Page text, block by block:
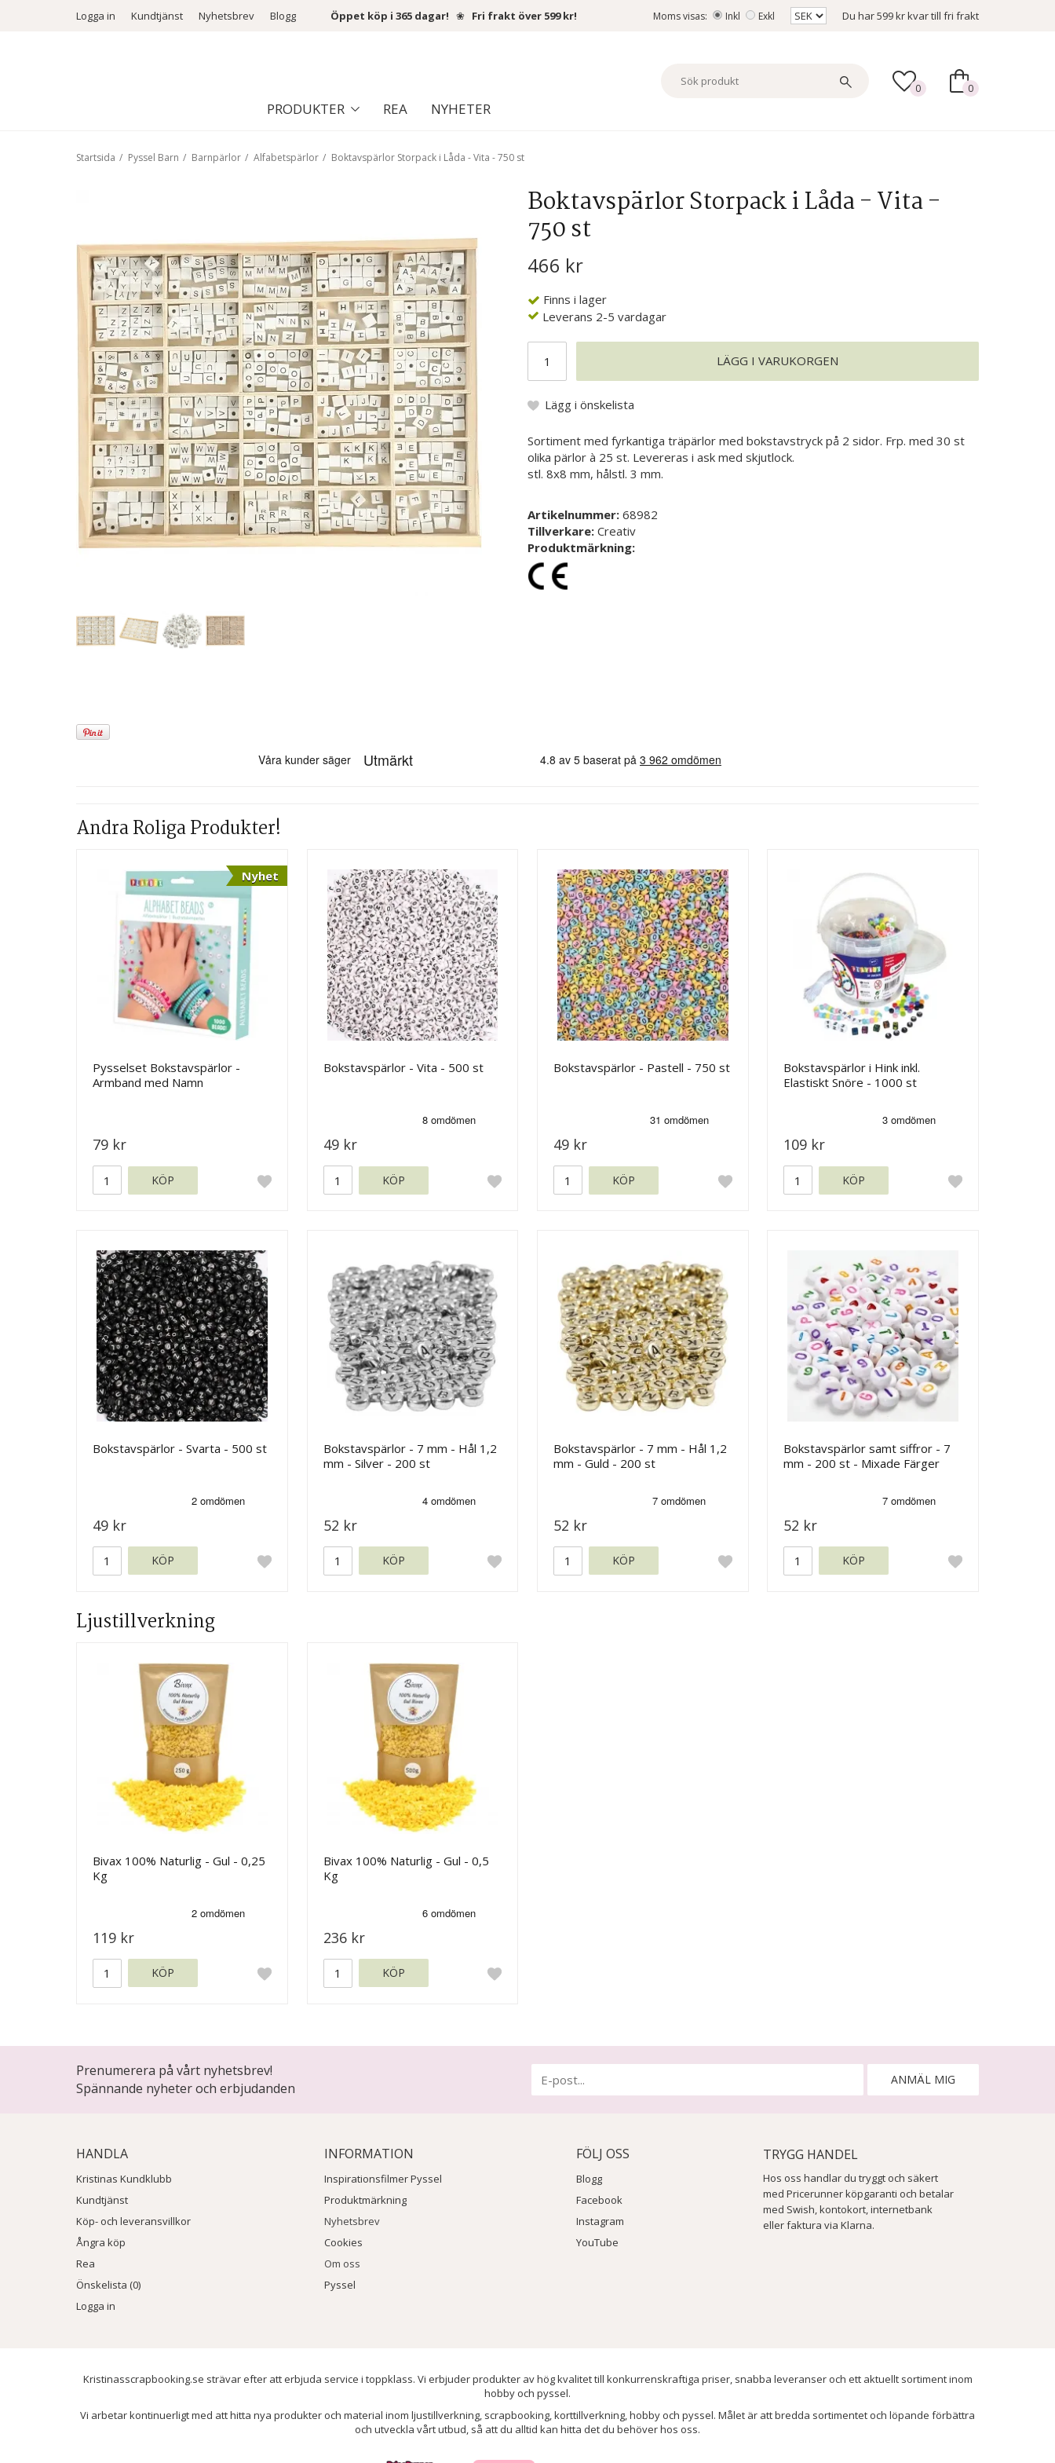
Logga in Kundtjänst Nyhetsbrev Blogg Öppet köp i 365 dagar! ❀ Fri frakt över 599 kr! Moms visas: Inkl Exkl Du har599 krkvar till fri frakt
PRODUKTER REA NYHETER
0 0
Startsida / Pyssel Barn / Barnpärlor / Alfabetspärlor / Boktavspärlor Storpack i Låda - Vita - 750 st
Boktavspärlor Storpack i Låda - Vita -
750 st
466 kr
Finns i lager
Leverans 2-5 vardagar
LÄGG I VARUKORGEN
Lägg i önskelista
Sortiment med fyrkantiga träpärlor med bokstavstryck på 2 sidor. Frp. med 30 st
olika pärlor à 25 st. Levereras i ask med skjutlock.
stl. 8x8 mm, hålstl. 3 mm.
Artikelnummer: 68982
Tillverkare: Creativ
Produktmärkning:
Andra Roliga Produkter!
Nyhet
Pysselset Bokstavspärlor -
Armband med Namn
79 kr
KÖP
Bokstavspärlor - Vita - 500 st
49 kr
KÖP
Bokstavspärlor - Pastell - 750 st
49 kr
KÖP
Bokstavspärlor i Hink inkl.
Elastiskt Snöre - 1000 st
109 kr
KÖP
Bokstavspärlor - Svarta - 500 st
49 kr
KÖP
Bokstavspärlor - 7 mm - Hål 1,2
mm - Silver - 200 st
52 kr
KÖP
Bokstavspärlor - 7 mm - Hål 1,2
mm - Guld - 200 st
52 kr
KÖP
Bokstavspärlor samt siffror - 7
mm - 200 st - Mixade Färger
52 kr
KÖP
Ljustillverkning
Bivax 100% Naturlig - Gul - 0,25
Kg
119 kr
KÖP
Bivax 100% Naturlig - Gul - 0,5
Kg
236 kr
KÖP
Prenumerera på vårt nyhetsbrev!
Spännande nyheter och erbjudanden
ANMÄL MIG
HANDLA
Kristinas Kundklubb
Kundtjänst
Köp- och leveransvillkor
Ångra köp
Rea
Önskelista (0)
Logga in
INFORMATION
Inspirationsfilmer Pyssel
Produktmärkning
Nyhetsbrev
Cookies
Om oss
Pyssel
FÖLJ OSS
Blogg
Facebook
Instagram
YouTube
TRYGG HANDEL
Hos oss handlar du tryggt och säkert
med Pricerunner köpgaranti och betalar
med Swish, kontokort, internetbank
eller faktura via Klarna.
Kristinasscrapbooking.se strävar efter att erbjuda service i toppklass. Vi erbjuder produkter av hög kvalitet till konkurrenskraftiga priser, snabba leveranser och ett aktuellt sortiment inom
hobby och pyssel.
Vi arbetar kontinuerligt med att hitta nya produkter och material inom ljustillverkning, scrapbooking, korttillverkning, hobby och pyssel. Målet är att bredda sortimentet och löpande förbättra
och utveckla vårt utbud, så att du alltid kan hitta det du behöver hos oss.